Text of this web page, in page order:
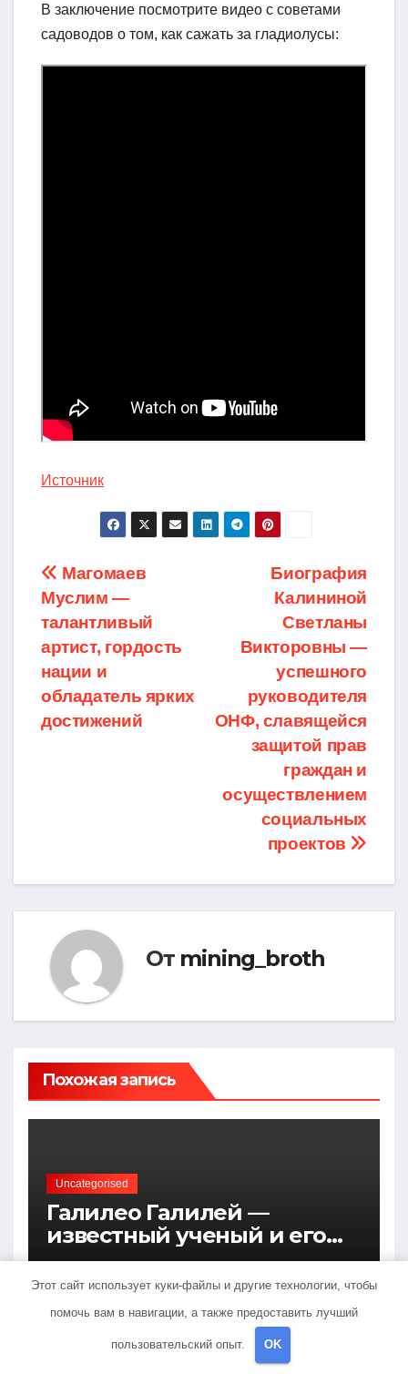
В заключение посмотрите видео с советами
садоводов о том, как сажать за гладиолусы:
Источник
Навигация
по
записям
Биография
Калининой
Светланы
Викторовны —
успешного
руководителя
ОНФ, славящейся
защитой прав
граждан и
осуществлением
социальных
проектов
Магомаев
Муслим —
талантливый
артист, гордость
нации и
обладатель ярких
достижений
От mining_broth
Похожая запись
Uncategorised
Галилео Галилей —
известный ученый и его
открытия — краткая
биография, достижения и
Этот сайт использует куки-файлы и другие технологии, чтобы
помочь вам в навигации, а также предоставить лучший
пользовательский опыт. OK